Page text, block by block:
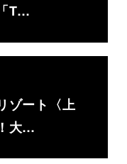
T…
ゾート〈上
大…